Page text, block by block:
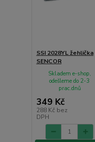
SSI 2028YL žehlička
SENCOR
349 Kč
288 Kč bez
DPH
Skladem e-shop,
odešleme do 2-3
prac.dnů